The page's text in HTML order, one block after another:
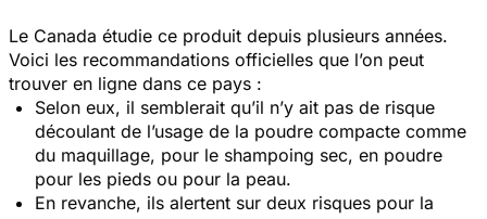
Le Canada étudie ce produit depuis plusieurs années.
Voici les recommandations officielles que l’on peut
trouver en ligne dans ce pays :
Selon eux, il semblerait qu’il n’y ait pas de risque
découlant de l’usage de la poudre compacte comme
du maquillage, pour le shampoing sec, en poudre
pour les pieds ou pour la peau.
En revanche, ils alertent sur deux risques pour la